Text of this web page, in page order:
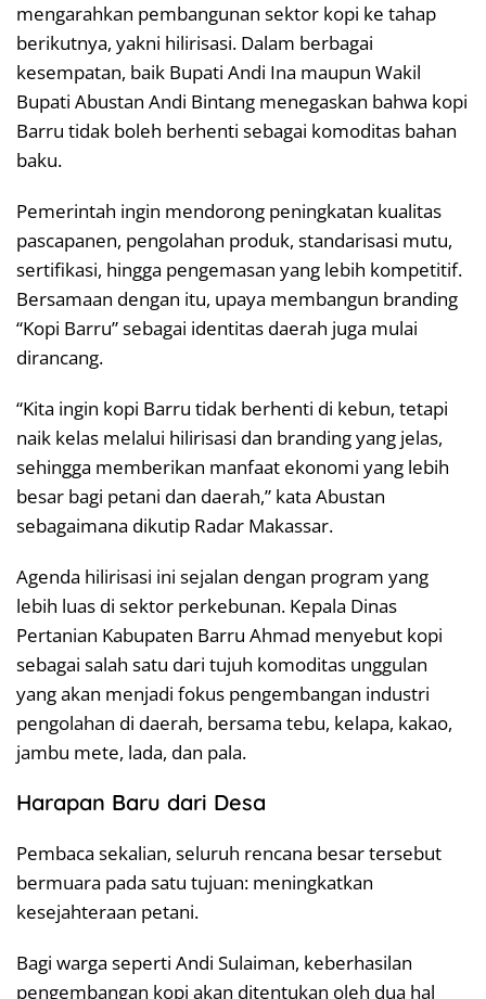
mengarahkan pembangunan sektor kopi ke tahap
berikutnya, yakni hilirisasi. Dalam berbagai
kesempatan, baik Bupati Andi Ina maupun Wakil
Bupati Abustan Andi Bintang menegaskan bahwa kopi
Barru tidak boleh berhenti sebagai komoditas bahan
baku.
Pemerintah ingin mendorong peningkatan kualitas
pascapanen, pengolahan produk, standarisasi mutu,
sertifikasi, hingga pengemasan yang lebih kompetitif.
Bersamaan dengan itu, upaya membangun branding
“Kopi Barru” sebagai identitas daerah juga mulai
dirancang.
“Kita ingin kopi Barru tidak berhenti di kebun, tetapi
naik kelas melalui hilirisasi dan branding yang jelas,
sehingga memberikan manfaat ekonomi yang lebih
besar bagi petani dan daerah,” kata Abustan
sebagaimana dikutip Radar Makassar.
Agenda hilirisasi ini sejalan dengan program yang
lebih luas di sektor perkebunan. Kepala Dinas
Pertanian Kabupaten Barru Ahmad menyebut kopi
sebagai salah satu dari tujuh komoditas unggulan
yang akan menjadi fokus pengembangan industri
pengolahan di daerah, bersama tebu, kelapa, kakao,
jambu mete, lada, dan pala.
Harapan Baru dari Desa
Pembaca sekalian, seluruh rencana besar tersebut
bermuara pada satu tujuan: meningkatkan
kesejahteraan petani.
Bagi warga seperti Andi Sulaiman, keberhasilan
pengembangan kopi akan ditentukan oleh dua hal